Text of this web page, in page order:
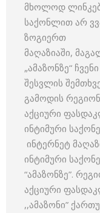
მხოლოდ
საქონლით არ
ზოგიერთ
მაღაზიაში,
„ამაზონზე“
შესვლის
გამოდის
აქციური
ინტიმური
ინტერნეტ
ინტიმური
“ამაზონზე”.
აქციური
,,ამაზონი”